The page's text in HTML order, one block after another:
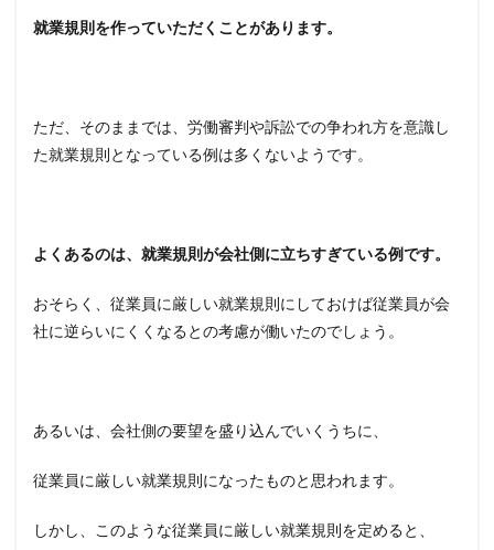
就業規則を作っていただくことがあります。
ただ、そのままでは、労働審判や訴訟での争われ方を意識し
た就業規則となっている例は多くないようです。
よくあるのは、就業規則が会社側に立ちすぎている例です。
おそらく、従業員に厳しい就業規則にしておけば従業員が会
社に逆らいにくくなるとの考慮が働いたのでしょう。
あるいは、会社側の要望を盛り込んでいくうちに、
従業員に厳しい就業規則になったものと思われます。
しかし、このような従業員に厳しい就業規則を定めると、